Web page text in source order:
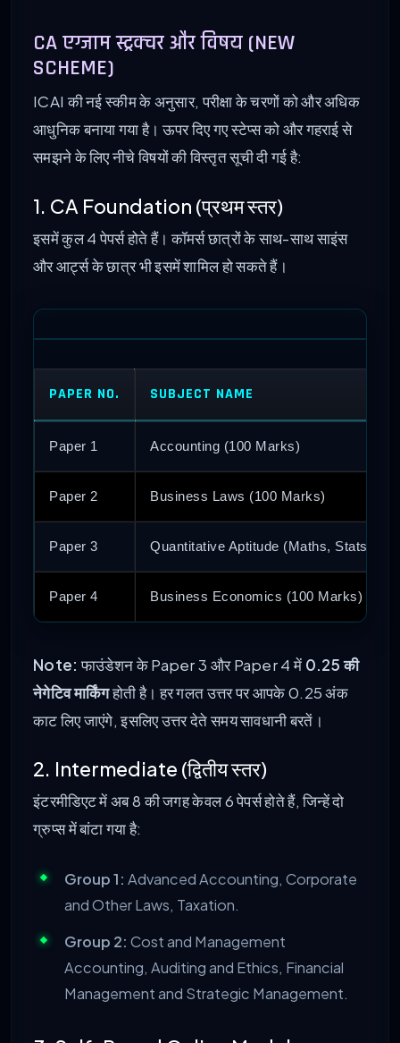
CA एग्जाम स्ट्रक्चर और विषय (NEW
SCHEME)
ICAI की नई स्कीम के अनुसार, परीक्षा के चरणों को और अधिक
आधुनिक बनाया गया है। ऊपर दिए गए स्टेप्स को और गहराई से
समझने के लिए नीचे विषयों की विस्तृत सूची दी गई है:
1. CA Foundation (प्रथम स्तर)
इसमें कुल 4 पेपर्स होते हैं। कॉमर्स छात्रों के साथ-साथ साइंस
और आर्ट्स के छात्र भी इसमें शामिल हो सकते हैं।
PAPER NO. SUBJECT NAME
Paper 1 Accounting (100 Marks)
Paper 2 Business Laws (100 Marks)
Paper 3 Quantitative Aptitude (Maths, Stats,
Paper 4 Business Economics (100 Marks)
Note: फाउंडेशन के Paper 3 और Paper 4 में 0.25 की
नेगेटिव मार्किंगहोती है। हर गलत उत्तर पर आपके 0.25 अंक
काट लिए जाएंगे, इसलिए उत्तर देते समय सावधानी बरतें।
2. Intermediate (द्वितीय स्तर)
इंटरमीडिएट में अब 8 की जगह केवल 6 पेपर्स होते हैं, जिन्हें दो
ग्रुप्स में बांटा गया है:
Group 1: Advanced Accounting, Corporate
and Other Laws, Taxation.
Group 2: Cost and Management
Accounting, Auditing and Ethics, Financial
Management and Strategic Management.